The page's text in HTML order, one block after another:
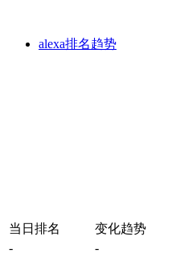
alexa排名趋势
当日排名 变化趋势
-
-